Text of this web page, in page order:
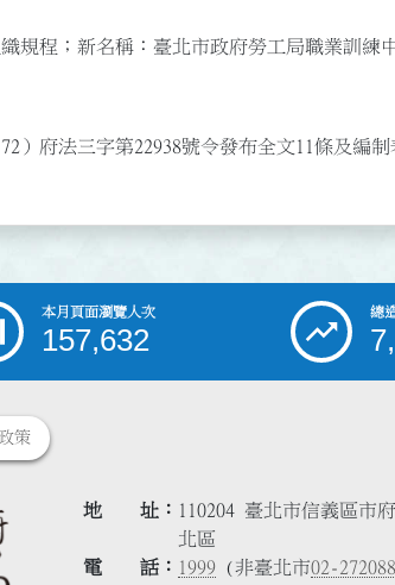
規程；新名稱：臺北市政府勞工局職業訓練
）府法三字第22938號令發布全文11條及編制
本月頁面瀏覽人次
157,632
總
策
地 址
110204 臺北市信義區市
北區
電 話
1999 (非臺北市02-